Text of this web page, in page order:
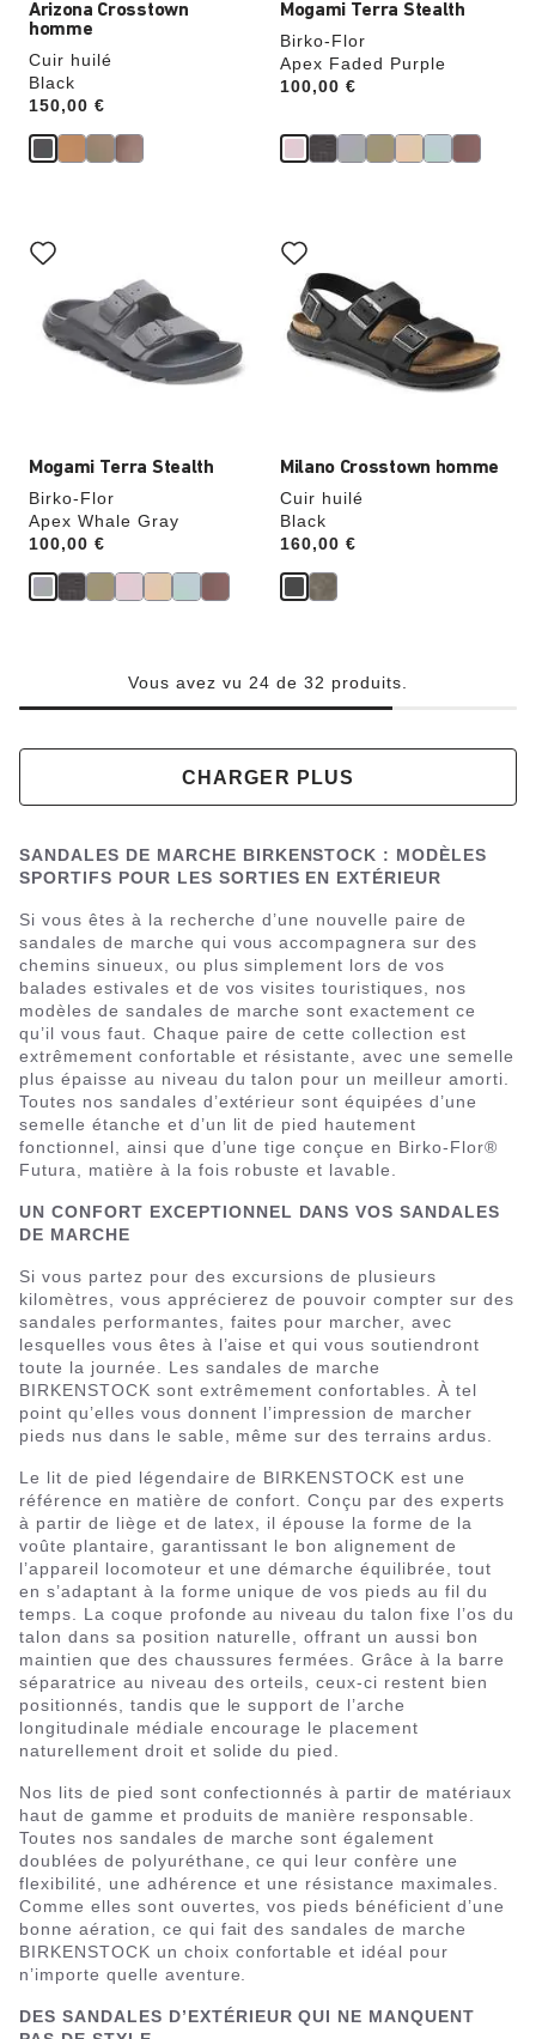
Arizona Crosstown
homme
Cuir huilé
Black
Price:
150,00 €
Mogami Terra Stealth
Birko-Flor
Apex Faded Purple
Price:
100,00 €
Mogami Terra Stealth
Birko-Flor
Apex Whale Gray
Price:
100,00 €
sur
les
échantillons
couleurs
modifiera
Milano Crosstown homme
Cuir huilé
Black
Price:
160,00 €
sur
les
échantillons
couleurs
modifiera
Vous avez vu 24 de 32 produits.
CHARGER PLUS
SANDALES DE MARCHE BIRKENSTOCK : MODÈLES
SPORTIFS POUR LES SORTIES EN EXTÉRIEUR
Si vous êtes à la recherche d’une nouvelle paire de
sandales de marche qui vous accompagnera sur des
chemins sinueux, ou plus simplement lors de vos
balades estivales et de vos visites touristiques, nos
modèles de sandales de marche sont exactement ce
qu’il vous faut. Chaque paire de cette collection est
extrêmement confortable et résistante, avec une semelle
plus épaisse au niveau du talon pour un meilleur amorti.
Toutes nos sandales d’extérieur sont équipées d’une
semelle étanche et d’un lit de pied hautement
fonctionnel, ainsi que d’une tige conçue en Birko-Flor®
Futura, matière à la fois robuste et lavable.
UN CONFORT EXCEPTIONNEL DANS VOS SANDALES
DE MARCHE
Si vous partez pour des excursions de plusieurs
kilomètres, vous apprécierez de pouvoir compter sur des
sandales performantes, faites pour marcher, avec
lesquelles vous êtes à l’aise et qui vous soutiendront
toute la journée. Les sandales de marche
BIRKENSTOCK sont extrêmement confortables. À tel
point qu’elles vous donnent l’impression de marcher
pieds nus dans le sable, même sur des terrains ardus.
Le lit de pied légendaire de BIRKENSTOCK est une
référence en matière de confort. Conçu par des experts
à partir de liège et de latex, il épouse la forme de la
voûte plantaire, garantissant le bon alignement de
l’appareil locomoteur et une démarche équilibrée, tout
en s’adaptant à la forme unique de vos pieds au fil du
temps. La coque profonde au niveau du talon fixe l’os du
talon dans sa position naturelle, offrant un aussi bon
maintien que des chaussures fermées. Grâce à la barre
séparatrice au niveau des orteils, ceux-ci restent bien
positionnés, tandis que le support de l’arche
longitudinale médiale encourage le placement
naturellement droit et solide du pied.
Nos lits de pied sont confectionnés à partir de matériaux
haut de gamme et produits de manière responsable.
Toutes nos sandales de marche sont également
doublées de polyuréthane, ce qui leur confère une
flexibilité, une adhérence et une résistance maximales.
Comme elles sont ouvertes, vos pieds bénéficient d’une
bonne aération, ce qui fait des sandales de marche
BIRKENSTOCK un choix confortable et idéal pour
n’importe quelle aventure.
DES SANDALES D’EXTÉRIEUR QUI NE MANQUENT